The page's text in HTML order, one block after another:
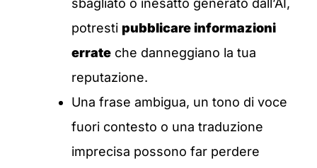
sbagliato o inesatto generato dall’AI,
potresti pubblicare informazioni
errate che danneggiano la tua
reputazione.
Una frase ambigua, un tono di voce
fuori contesto o una traduzione
imprecisa possono far perdere